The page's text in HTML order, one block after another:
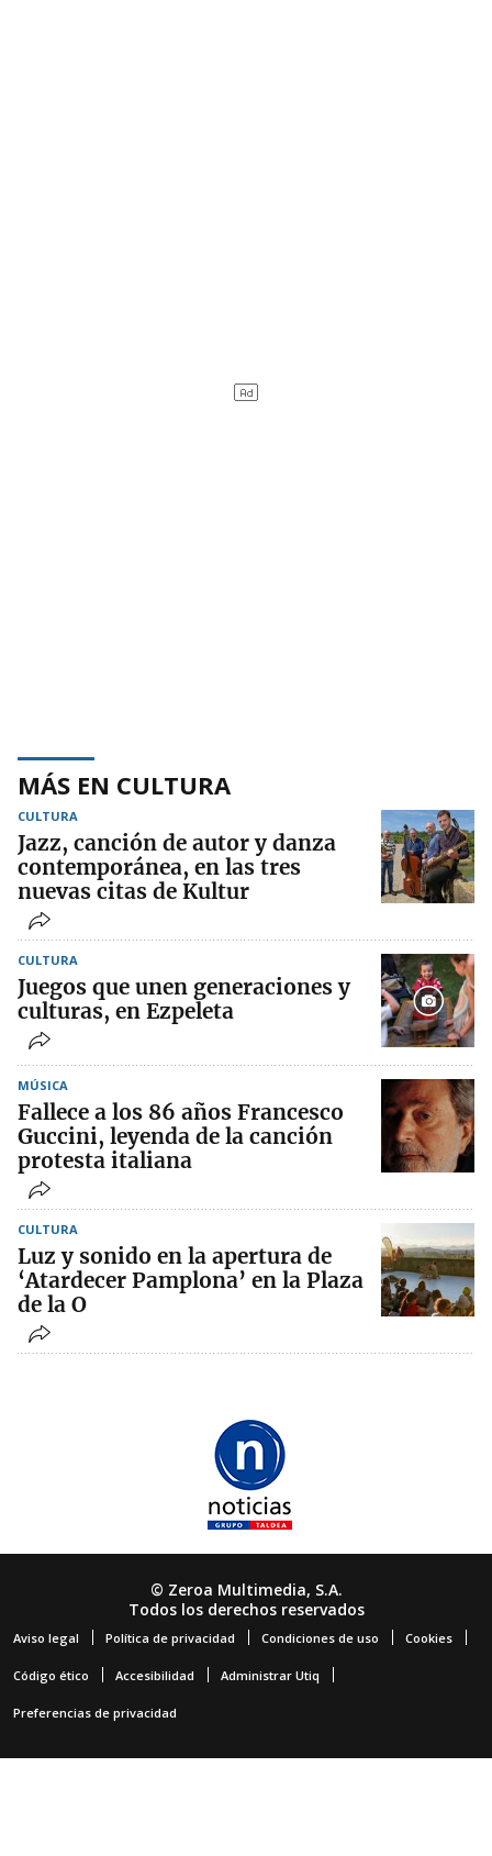
MÁS EN CULTURA
CULTURA
Jazz, canción de autor y danza
contemporánea, en las tres
nuevas citas de Kultur
CULTURA
Juegos que unen generaciones y
culturas, en Ezpeleta
MÚSICA
Fallece a los 86 años Francesco
Guccini, leyenda de la canción
protesta italiana
CULTURA
Luz y sonido en la apertura de
‘Atardecer Pamplona’ en la Plaza
de la O
© Zeroa Multimedia, S.A.
Todos los derechos reservados
Aviso legal Política de privacidad Condiciones de uso Cookies
Código ético Accesibilidad Administrar Utiq
Preferencias de privacidad